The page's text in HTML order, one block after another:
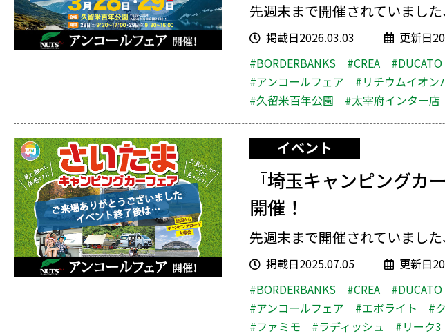
先週末まで開催されていまし
掲載日2026.03.03
更新日
#BORDERBANKS
#CREA #DUCATO
#アンコールフェア
#リチウムイオン
#久留米百年公園
#太宰府インター店
イベント
『埼玉キャンピングカ
開催！
先週末まで開催されていまし
掲載日2025.07.05
更新日
#BORDERBANKS
#CREA #DUCATO
#アンコールフェア
#エボライト #
#ファミモ
#ラディッシュ #リーク3